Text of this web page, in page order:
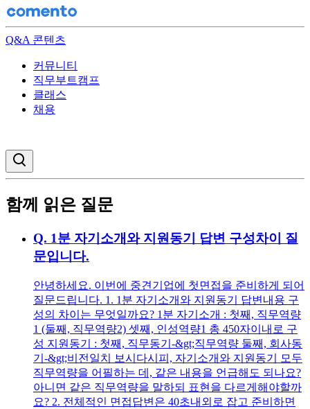
Q&A 콘텐츠
커뮤니티
직무부트캠프
클래스
채용
함께 읽은 질문
Q. 1분 자기소개와 지원동기 답변 구성차이 질
문입니다.
안녕하세요. 이번에 중견기업에 첫면접을 준비하게 되어
질문드립니다. 1. 1분 자기소개와 지원동기 답변내용 구
성의 차이는 무엇일까요? 1분 자기소개 : 첫째, 직무역량
1 (둘째, 직무역량2) 셋째, 인성역량1 총 450자이내로 구
성 지원동기 : 첫째, 직무동기-&gt;직무역량 둘째, 회사동
기-&gt;비전일치 보시다시피, 자기소개와 지원동기 모두
직무역량을 어필하는 데, 같은 내용을 언급해도 되나요?
아니면 같은 직무역량을 말하되 표현을 다르게해야할까
요? 2. 전체적인 면접답변은 40초내외로 잡고 준비하면